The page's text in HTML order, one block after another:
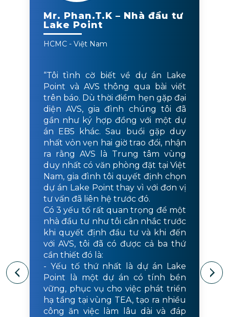
Mr. Phan.T.K – Nhà đầu tư
Lake Point
HCMC - Việt Nam
“Tôi tình cờ biết về dự án Lake
Point và AVS thông qua bài viết
trên báo. Dù thời điểm hẹn gặp đại
diện AVS, gia đình chúng tôi đã
gần như ký hợp đồng với một dự
án EB5 khác. Sau buổi gặp duy
nhất vỏn vẹn hai giờ trao đổi, nhận
ra rằng AVS là Trung tâm vùng
duy nhất có văn phòng đặt tại Việt
Nam, gia đình tôi quyết định chọn
dự án Lake Point thay vì với đơn vị
tư vấn đã liên hệ trước đó.
Có 3 yếu tố rất quan trọng để một
nhà đầu tư như tôi cân nhắc trước
khi quyết định đầu tư và khi đến
với AVS, tôi đã có được cả ba thứ
cần thiết đó là:
- Yếu tố thứ nhất là dự án Lake
Point là một dự án có tính bền
vững, phục vụ cho việc phát triển
hạ tầng tại vùng TEA, tạo ra nhiều
công ăn việc làm lâu dài và đáp